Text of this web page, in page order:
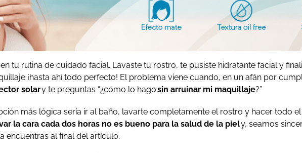
tu rutina de cuidado facial. Lavaste tu rostro, te pusiste hidratante facial y
¡hasta ahí todo perfecto! El problema viene cuando, en un afán por
solary te preguntas “¿cómo lo hagosin arruinar mi maquillaje?”
más lógica sería ir al baño, lavarte completamente el rostro y hacer todo
la cara cada dos horas no es bueno para la salud de la piely, seamos
encuentras al final del artículo.